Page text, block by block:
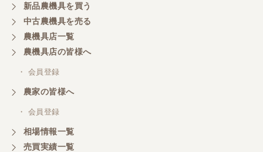
新品農機具を買う
中古農機具を売る
農機具店一覧
農機具店の皆様へ
・ 会員登録
農家の皆様へ
・ 会員登録
相場情報一覧
売買実績一覧